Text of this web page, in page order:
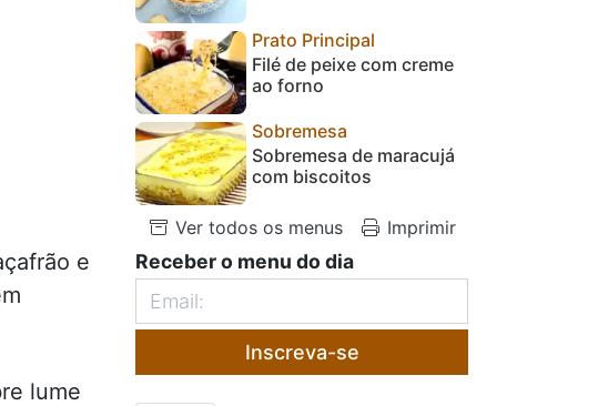
e
lume
Prato Principal
Filé de peixe com creme
ao forno
Sobremesa
Sobremesa de maracujá
com biscoitos
Ver todos os menus Imprimir
Receber o menu do dia
Inscreva-se